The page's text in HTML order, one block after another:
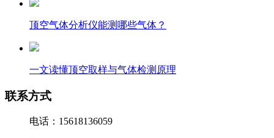
顶空气体分析仪能测哪些气体？
一文读懂顶空取样与气体检测原理
联系方式
电话：15618136059